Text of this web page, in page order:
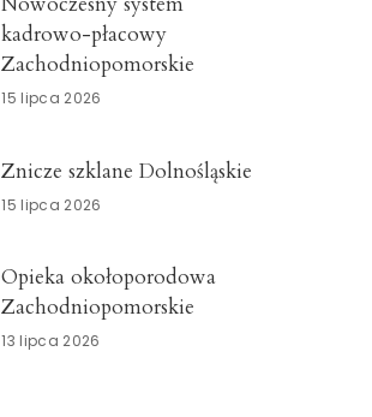
kadrowo-płacowy
Zachodniopomorskie
15 lipca 2026
Znicze szklane Dolnośląskie
15 lipca 2026
Opieka okołoporodowa
Zachodniopomorskie
13 lipca 2026